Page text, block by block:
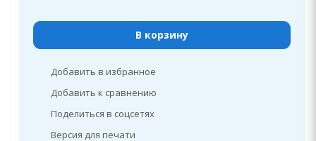
В корзину
Добавить в избранное
Добавить к сравнению
Поделиться в соцсетях
Версия для печати